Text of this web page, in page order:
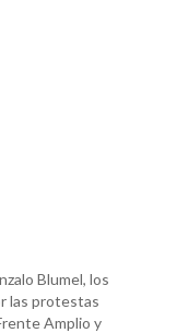
Blumel, los
las protestas
Amplio y